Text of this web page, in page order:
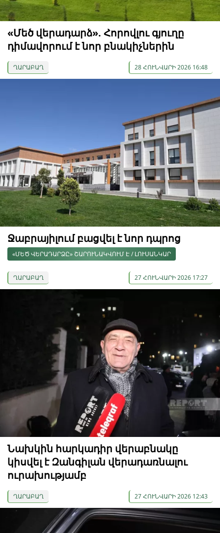
«Մեծ վերադարձ». Հորովլու գյուղը
դիմավորում է նոր բնակիչներին
ՂԱՐԱԲԱՂ 28 ՀՈՒՆՎԱՐԻ 2026 16:48
Ջաբրայիլում բացվել է նոր դպրոց
«ՄԵԾ ՎԵՐԱԴԱՐՁԸ» ՇԱՐՈՒՆԱԿՎՈՒՄ Է / ԼՈՒՍԱՆԿԱՐ
ՂԱՐԱԲԱՂ 27 ՀՈՒՆՎԱՐԻ 2026 17:27
Նախկին հարկադիր վերաբնակը
կիսվել է Զանգիլան վերադառնալու
ուրախությամբ
ՂԱՐԱԲԱՂ 27 ՀՈՒՆՎԱՐԻ 2026 12:43